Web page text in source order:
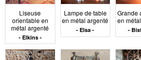
Les luminaires de chambre se
complémentaires. La suspension
volume, mais elle doit être
secondaires pour moduler la
table, sur chevet ou commode,
Liseuse
orientable en
métal argenté
Elkins
Lampe de table
en métal argenté
Elsa
Grande
en